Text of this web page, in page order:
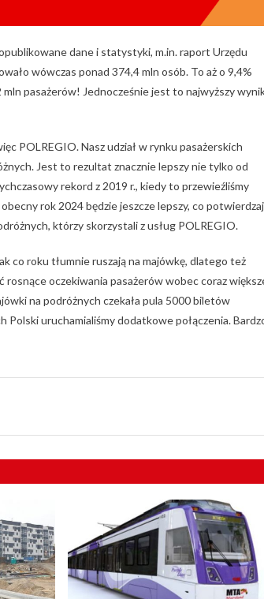
dane i statystyki, m.in. raport Urzędu
wówczas ponad 374,4 mln osób. To aż o 9,4%
pasażerów! Jednocześnie jest to najwyższy
POLREGIO. Nasz udział w rynku pasażerskich
Jest to rezultat znacznie lepszy nie tylko od
rekord z 2019 r., kiedy to przewieźliśmy
rok 2024 będzie jeszcze lepszy, co
którzy skorzystali z usług POLREGIO.
co roku tłumnie ruszają na majówkę, dlatego też
oczekiwania pasażerów wobec coraz
na podróżnych czekała pula 5000 biletów
uruchamialiśmy dodatkowe połączenia.